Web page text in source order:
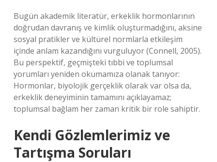
Bugün akademik literatür, erkeklik hormonlarının
doğrudan davranış ve kimlik oluşturmadığını, aksine
sosyal pratikler ve kültürel normlarla etkileşim
içinde anlam kazandığını vurguluyor (Connell, 2005).
Bu perspektif, geçmişteki tıbbi ve toplumsal
yorumları yeniden okumamıza olanak tanıyor:
Hormonlar, biyolojik gerçeklik olarak var olsa da,
erkeklik deneyiminin tamamını açıklayamaz;
toplumsal bağlam her zaman kritik bir role sahiptir.
Kendi Gözlemlerimiz ve
Tartışma Soruları